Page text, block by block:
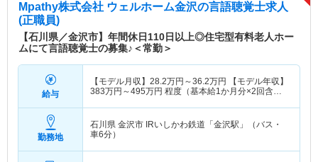
Mpathy株式会社 ウェルホーム金沢の言語聴覚士求人
(正職員)
【石川県／金沢市】年間休日110日以上◎住宅型有料老人ホー
ムにて言語聴覚士の募集♪＜常勤＞
給与
【モデル月収】 28.2万円～36.2万円
【モデル年収】
383万円～495万円 程度（基本給1か月分×2回含
勤務地
石川県 金沢市 IRいしかわ鉄道「金沢駅」（バス・
車6分）